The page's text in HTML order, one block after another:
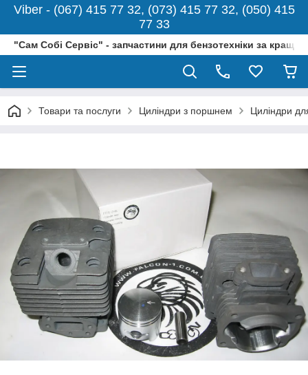
Viber - (067) 415 77 32, (073) 415 77 32, (050) 415
77 33
"Сам Собі Сервіс" - запчастини для бензотехніки за
Товари та послуги Циліндри з поршнем Циліндри